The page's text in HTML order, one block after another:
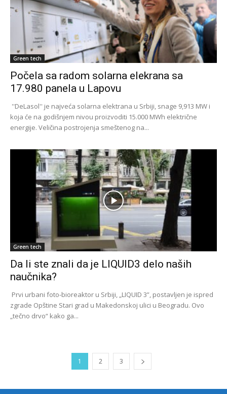
Green tech
Počela sa radom solarna elekrana sa
17.980 panela u Lapovu
''DeLasol'' je najveća solarna elektrana u Srbiji, snage 9,913 MW i
koja će na godišnjem nivou proizvoditi 15.000 MWh električne
energije. Veličina postrojenja smeštenog na...
Green tech
Da li ste znali da je LIQUID3 delo naših
naučnika?
Prvi urbani foto-bioreaktor u Srbiji, „LIQUID 3”, postavljen je ispred
zgrade Opštine Stari grad u Makedonskoj ulici u Beogradu. Ovo
„tečno drvo“ kako ga...
1 2 3